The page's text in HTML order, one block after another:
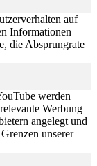
auf
Informationen
die Absprungrate
werden
Werbung
angelegt und
unserer